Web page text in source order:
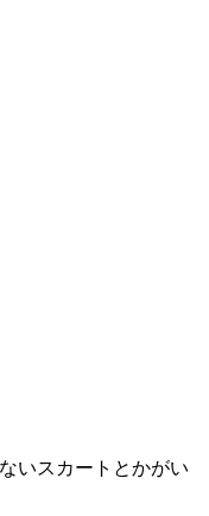
いスカートとかがい